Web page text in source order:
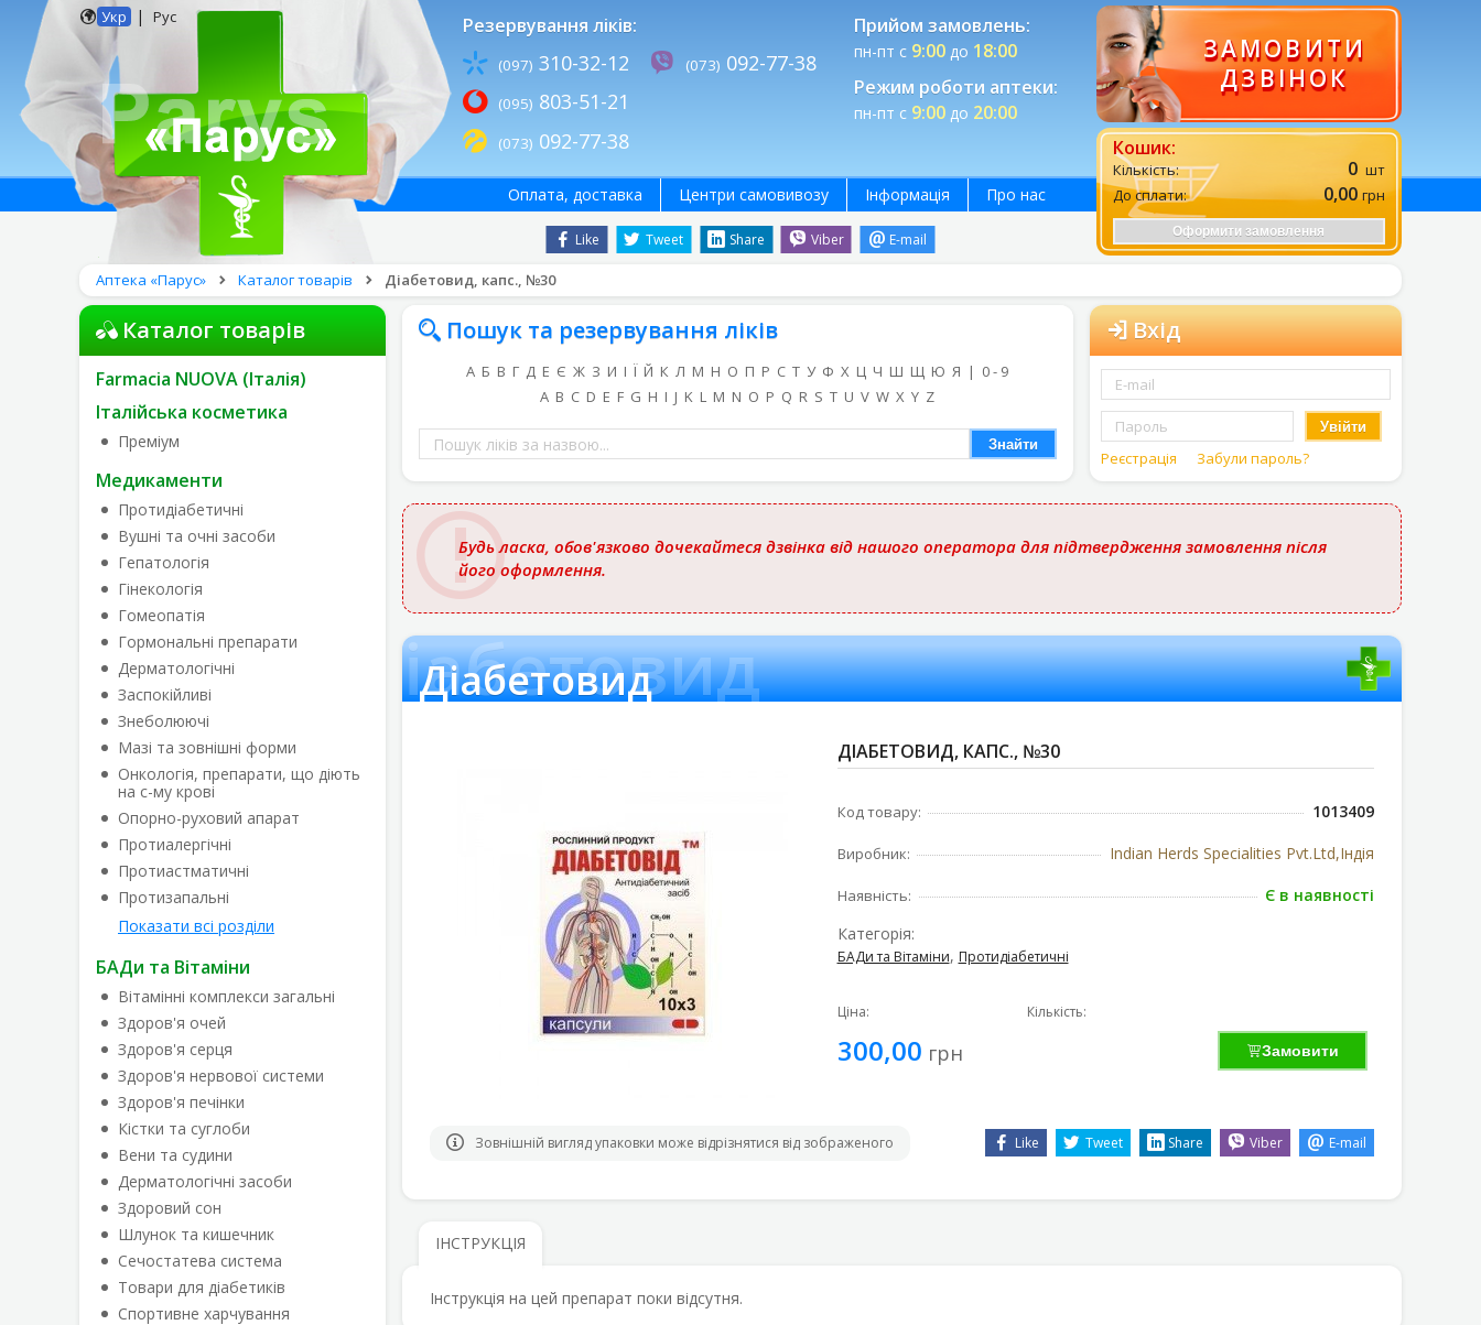
Укр | Рус Резервування ліків:
(097) 310-32-12
(095) 803-51-21
(073) 092-77-38
(073) 092-77-38
Прийом замовлень:
пн-пт с 9:00до 18:00
Режим роботи аптеки:
пн-пт с 9:00до 20:00
ЗАМОВИТИ
ДЗВІНОК
Кошик:
Кількість: 0 шт
До сплати:
0,00 грн
Оформити замовлення
Like Tweet Share Viber E-mail
Оплата, доставка Центри самовивозу Інформація Про нас
Аптека «Парус» Каталог товарів Діабетовид, капс., №30
Каталог товарів
Farmacia NUOVA (Італія)
Італійська косметика
Преміум
Медикаменти
Протидіабетичні
Вушні та очні засоби
Гепатологія
Гінекологія
Гомеопатія
Гормональні препарати
Дерматологічні
Заспокійливі
Знеболюючі
Мазі та зовнішні форми
Онкологія, препарати, що діють
на с-му крові
Опорно-руховий апарат
Протиалергічні
Протиастматичні
Протизапальні
Показати всі розділи
БАДи та Вітаміни
Вітамінні комплекси загальні
Здоров'я очей
Здоров'я серця
Здоров'я нервової системи
Здоров'я печінки
Кістки та суглоби
Вени та судини
Дерматологічні засоби
Здоровий сон
Шлунок та кишечник
Сечостатева система
Товари для діабетиків
Спортивне харчування
Пошук та резервування ліків
А Б В Г Д Е Є Ж З И І Ї Й К Л М Н О П Р С Т У Ф Х Ц Ч Ш Щ Ю Я | 0 - 9
A B C D E F G H I J K L M N O P Q R S T U V W X Y Z
Пошук
ліків
за
назвою
Знайти
Вхід
Увійти
Реєстрація Забули пароль?
Будь ласка, обов'язково дочекайтеся дзвінка від нашого оператора для підтвердження замовлення після
його оформлення.
Діабетовид
Діабетовид
ДІАБЕТОВИД, КАПС., №30
Код товару: 1013409
Виробник: Indian Herds Specialities Pvt.Ltd,Індія
Наявність:
Є в наявності
Категорія:
БАДи та Вітаміни, Протидіабетичні
Ціна:
300,00 грн
Кількість:
Замовити
Зовнішній вигляд упаковки може відрізнятися від зображеного Like Tweet Share Viber E-mail
ІНСТРУКЦІЯ
Інструкція на цей препарат поки відсутня.